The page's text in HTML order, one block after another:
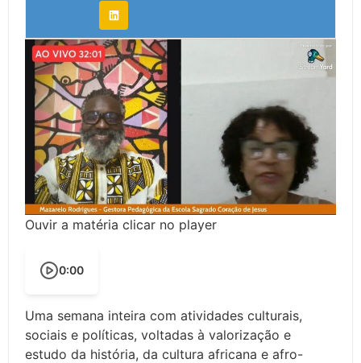
Ouvir a matéria clicar no player
0:00
Uma semana inteira com atividades culturais,
sociais e políticas, voltadas à valorização e
estudo da história, da cultura africana e afro-